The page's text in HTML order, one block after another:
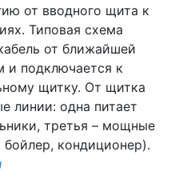
от вводного щита к
Типовая схема
от ближайшей
подключается к
щитку. От щитка
линии: одна питает
третья – мощные
кондиционер).